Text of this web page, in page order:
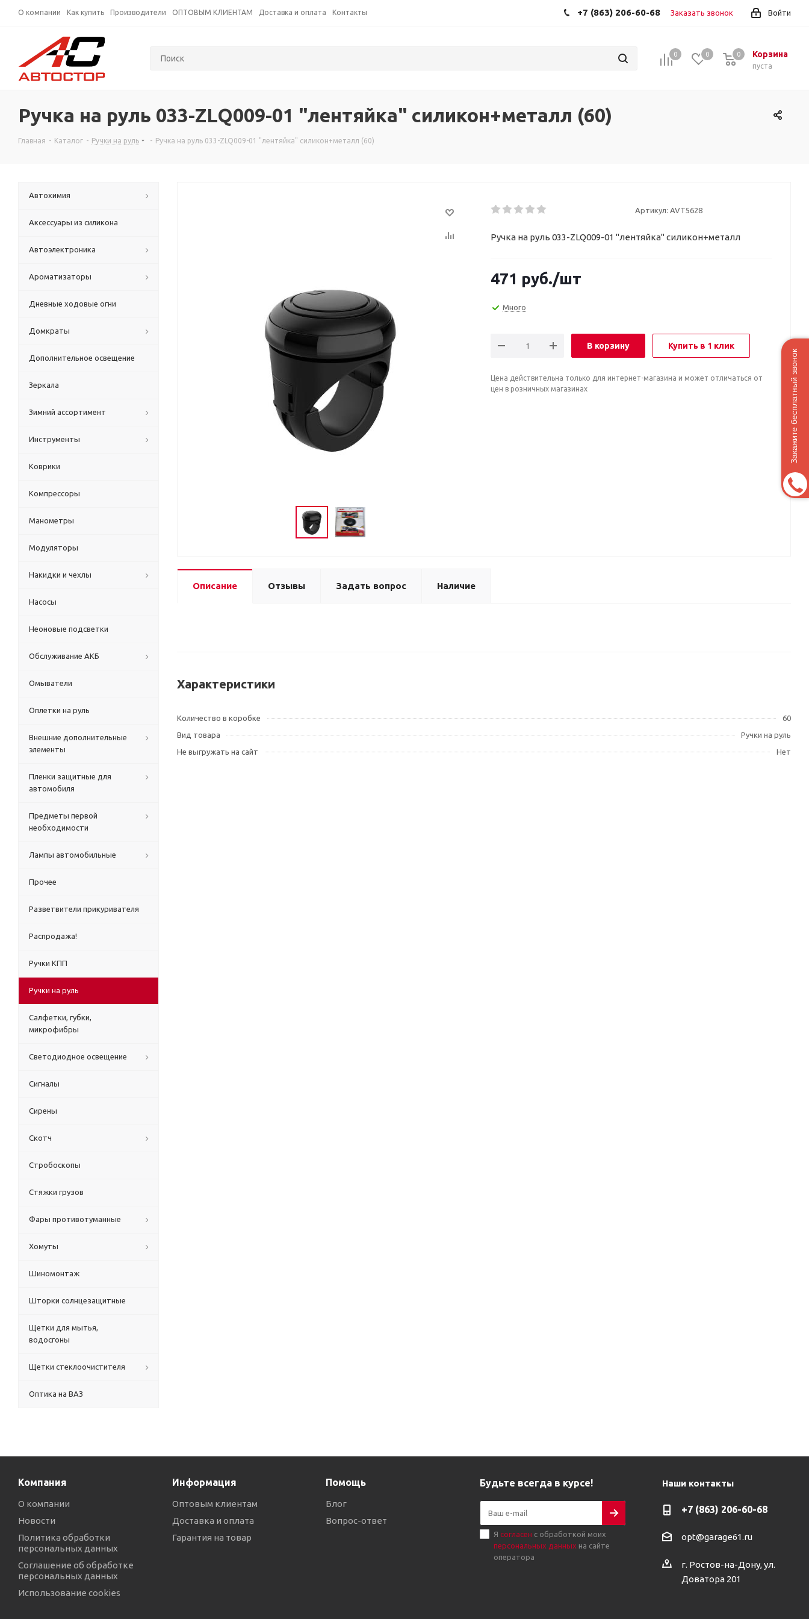
О компании Как купить Производители ОПТОВЫМ КЛИЕНТАМ Доставка и оплата Контакты Войти
+7 (863) 206-60-68 Заказать звонок
0 0 Корзина
пуста
0
Ручка на руль 033-ZLQ009-01 "лентяйка" силикон+металл (60)
Главная - Каталог - Ручки на руль - Ручка на руль 033-ZLQ009-01 "лентяйка" силикон+металл (60)
Артикул: AVT5628
Ручка на руль 033-ZLQ009-01 "лентяйка" силикон+металл
471 руб./шт
Много
В корзину Купить в 1 клик
Цена действительна только для интернет-магазина и может отличаться от
цен в розничных магазинах
Описание Отзывы Задать вопрос Наличие
Характеристики
Количество в коробке
60
Вид товара
Ручки на руль
Не выгружать на сайт
Нет
Автохимия
Аксессуары из силикона
Автоэлектроника
Ароматизаторы
Дневные ходовые огни
Домкраты
Дополнительное освещение
Зеркала
Зимний ассортимент
Инструменты
Коврики
Компрессоры
Манометры
Модуляторы
Накидки и чехлы
Насосы
Неоновые подсветки
Обслуживание АКБ
Омыватели
Оплетки на руль
Внешние дополнительные
элементы
Пленки защитные для
автомобиля
Предметы первой
необходимости
Лампы автомобильные
Прочее
Разветвители прикуривателя
Распродажа!
Ручки КПП
Ручки на руль
Салфетки, губки,
микрофибры
Светодиодное освещение
Сигналы
Сирены
Скотч
Стробоскопы
Стяжки грузов
Фары противотуманные
Хомуты
Шиномонтаж
Шторки солнцезащитные
Щетки для мытья,
водосгоны
Щетки стеклоочистителя
Оптика на ВАЗ
Компания
О компании
Новости
Политика обработки
персональных данных
Соглашение об обработке
персональных данных
Использование cookies
Информация
Оптовым клиентам
Доставка и оплата
Гарантия на товар
Помощь
Блог
Вопрос-ответ
Будьте всегда в курсе!
Я согласен с обработкой моих
персональных данных на сайте
оператора
Наши контакты
+7 (863) 206-60-68
opt@garage61.ru
г. Ростов-на-Дону, ул.
Доватора 201
Закажите бесплатный звонок